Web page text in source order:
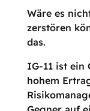
Wäre es
zerstören
das.
IG-11 ist ein
hohem